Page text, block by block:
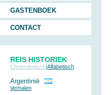
GASTENBOEK
CONTACT
REIS HISTORIEK
Chronologisch|Alfabetisch
Argentinië
Verhalen